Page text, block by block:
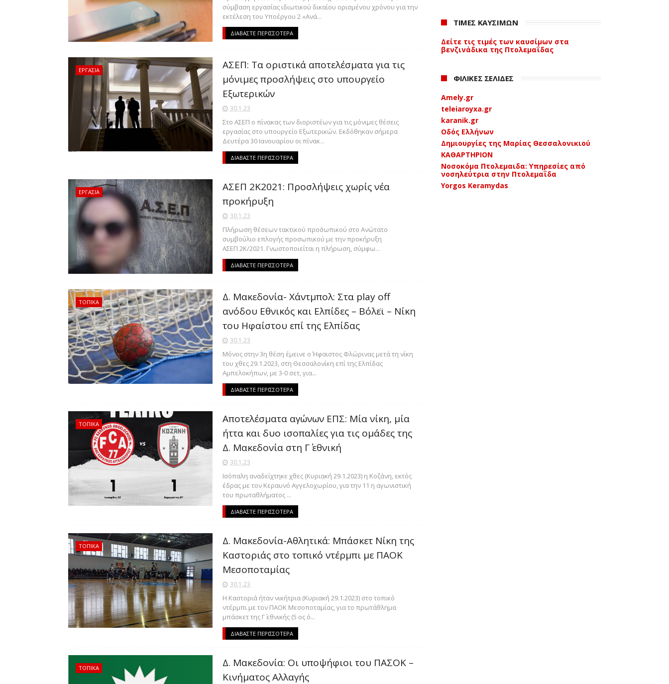
σύμβαση εργασίας ιδιωτικού δικαίου ορισμένου χρόνου για την
εκτέλεση του Υποέργου 2 «Ανά...
ΔΙΑΒΑΣΤΕ ΠΕΡΙΣΣΟΤΕΡΑ
ΕΡΓΑΣΙΑ
ΑΣΕΠ: Τα οριστικά αποτελέσματα για τις
μόνιμες προσλήψεις στο υπουργείο
Εξωτερικών
30.1.23
Στο ΑΣΕΠ ο πίνακας των διοριστέων για τις μόνιμες θέσεις
εργασίας στο υπουργείο Εξωτερικών. Εκδόθηκαν σήμερα
Δευτέρα 30 Ιανουαρίου οι πίνακ...
ΔΙΑΒΑΣΤΕ ΠΕΡΙΣΣΟΤΕΡΑ
ΕΡΓΑΣΙΑ
ΑΣΕΠ 2Κ2021: Προσλήψεις χωρίς νέα
προκήρυξη
30.1.23
Πλήρωση θέσεων τακτικού προ΄σωπικού στο Ανώτατο
συμβούλιο επλογής προσωπικού με την προκήρυξη
ΑΣΕΠ 2Κ/2021. Γνωστοποιείται η πλήρωση, σύμφω...
ΔΙΑΒΑΣΤΕ ΠΕΡΙΣΣΟΤΕΡΑ
ΤΟΠΙΚΑ
Δ. Μακεδονία- Χάντμπολ: Στα play off
ανόδου Εθνικός και Ελπίδες – Βόλεϊ – Νίκη
του Ηφαίστου επί της Ελπίδας
30.1.23
Μόνος στην 3η θέση έμεινε ο Ήφαιστος Φλώρινας μετά τη νίκη
του χθες 29.1.2023, στη Θεσσαλονίκη επί της Ελπίδας
Αμπελοκήπων, με 3-0 σετ, για...
ΔΙΑΒΑΣΤΕ ΠΕΡΙΣΣΟΤΕΡΑ
ΤΟΠΙΚΑ
Αποτελέσματα αγώνων ΕΠΣ: Μία νίκη, μία
ήττα και δυο ισοπαλίες για τις ομάδες της
Δ. Μακεδονία στη Γ΄ εθνική
30.1.23
Ισόπαλη αναδείχτηκε χθες (Κυριακή 29.1.2023) η Κοζάνη, εκτός
έδρας με τον Κεραυνό Αγγελοχωρίου, για την 11 η αγωνιστική
του πρωταθλήματος ...
ΔΙΑΒΑΣΤΕ ΠΕΡΙΣΣΟΤΕΡΑ
ΤΟΠΙΚΑ
Δ. Μακεδονία-Αθλητικά: Μπάσκετ Νίκη της
Καστοριάς στο τοπικό ντέρμπι με ΠΑΟΚ
Μεσοποταμίας
30.1.23
Η Καστοριά ήταν νικήτρια (Κυριακή 29.1.2023) στο τοπικό
ντέρμπι με τον ΠΑΟΚ Μεσοποταμίας, για το πρωτάθλημα
μπάσκετ της Γ΄ εθνικής (5 ος ό...
ΔΙΑΒΑΣΤΕ ΠΕΡΙΣΣΟΤΕΡΑ
ΤΟΠΙΚΑ
Δ. Μακεδονία: Οι υποψήφιοι του ΠΑΣΟΚ –
Κινήματος Αλλαγής
ΤΙΜΕΣ ΚΑΥΣΙΜΩΝ
Δείτε τις τιμές των καυσίμων στα
βενζινάδικα της Πτολεμαΐδας
ΦΙΛΙΚΕΣ ΣΕΛΙΔΕΣ
Amely.gr
teleiaroyxa.gr
karanik.gr
Οδός Ελλήνων
Δημιουργίες της Μαρίας Θεσσαλονικιού
ΚΑΘΑΡΤΗΡΙΟΝ
Νοσοκόμα Πτολεμαιδα: Υπηρεσίες από
νοσηλεύτρια στην Πτολεμαΐδα
Yorgos Keramydas